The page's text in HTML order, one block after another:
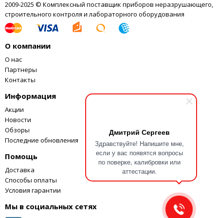
Дмитрий Сергеев
Здравствуйте! Напишите мне,
если у вас появятся вопросы
по поверке, калибровки или
аттестации.
обеспечением
единства
измерений NIST
Данные при –25 °C, 0 °C, 25 °C, 50 °C,
75 °C, 100 °C и 140 °
Размер (В x Ш x Г)
143 x 261 x 245 мм
Масса
Компьютерный
интерфейс
2009-2025 © Комплексный поставщик приборов неразрушающего,
строительного контроля и лабораторного оборудования
О компании
О нас
Партнеры
Контакты
Информация
Акции
Новости
Обзоры
Последние обновления
Помощь
Доставка
Способы оплаты
Условия гарантии
Мы в социальных сетях